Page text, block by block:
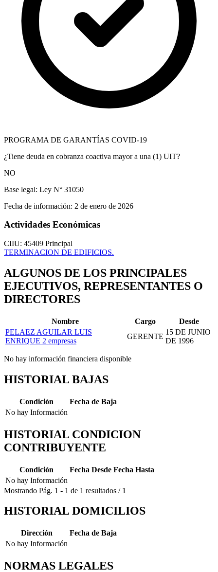
PROGRAMA DE GARANTÍAS COVID-19
¿Tiene deuda en cobranza coactiva mayor a una (1) UIT?
NO
Base legal: Ley N° 31050
Fecha de información: 2 de enero de 2026
Actividades Económicas
CIIU: 45409 Principal
TERMINACION DE EDIFICIOS.
ALGUNOS DE LOS PRINCIPALES
EJECUTIVOS, REPRESENTANTES O
DIRECTORES
Nombre Cargo
Desde
PELAEZ AGUILAR LUIS
ENRIQUE 2 empresas
GERENTE
15 DE JUNIO
DE 1996
No hay información financiera disponible
HISTORIAL BAJAS
Condición
Fecha de Baja
No hay Información
HISTORIAL CONDICION
CONTRIBUYENTE
Condición Fecha Desde Fecha Hasta
No hay Información
Mostrando Pág. 1 - 1 de 1 resultados / 1
HISTORIAL DOMICILIOS
Dirección
Fecha de Baja
No hay Información
NORMAS LEGALES